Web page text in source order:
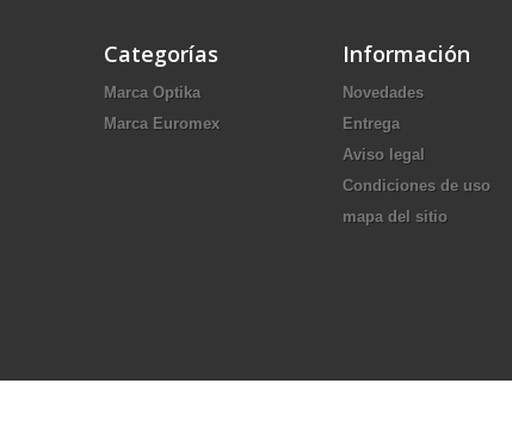
Categorías
Marca Optika
Marca Euromex
Información
Novedades
Entrega
Aviso legal
Condiciones de uso
mapa del sitio